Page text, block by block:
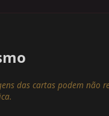
das cartas podem não